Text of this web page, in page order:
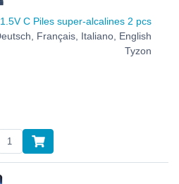
C Piles super-alcalines 2 pcs
Français, Italiano, English
Tyzon